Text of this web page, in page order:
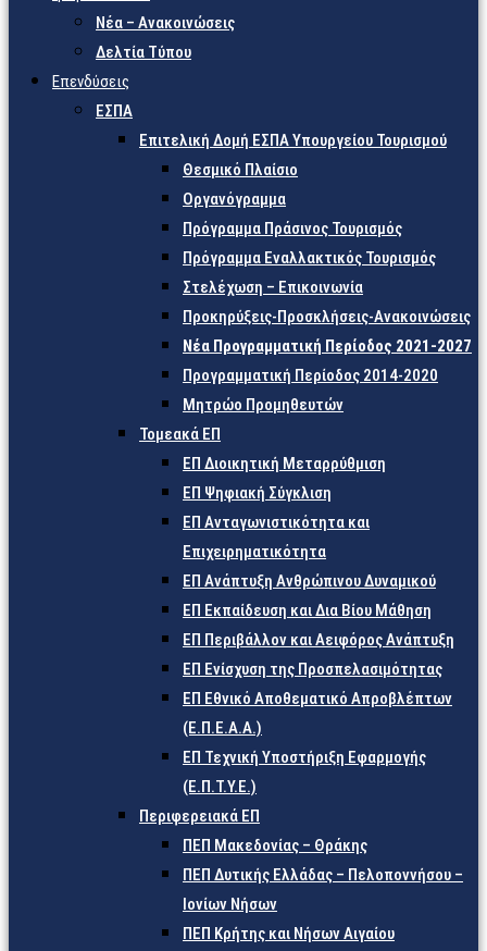
Νέα – Ανακοινώσεις
Δελτία Τύπου
Επενδύσεις
ΕΣΠΑ
Επιτελική Δομή ΕΣΠΑ Υπουργείου Τουρισμού
Θεσμικό Πλαίσιο
Οργανόγραμμα
Πρόγραμμα Πράσινος Τουρισμός
Πρόγραμμα Εναλλακτικός Τουρισμός
Στελέχωση – Επικοινωνία
Προκηρύξεις-Προσκλήσεις-Ανακοινώσεις
Νέα Προγραμματική Περίοδος 2021-2027
Προγραμματική Περίοδος 2014-2020
Μητρώο Προμηθευτών
Τομεακά ΕΠ
ΕΠ Διοικητική Μεταρρύθμιση
ΕΠ Ψηφιακή Σύγκλιση
ΕΠ Ανταγωνιστικότητα και
Επιχειρηματικότητα
ΕΠ Ανάπτυξη Ανθρώπινου Δυναμικού
ΕΠ Εκπαίδευση και Δια Βίου Μάθηση
ΕΠ Περιβάλλον και Αειφόρος Ανάπτυξη
ΕΠ Ενίσχυση της Προσπελασιμότητας
ΕΠ Εθνικό Αποθεματικό Απροβλέπτων
(Ε.Π.Ε.Α.Α.)
ΕΠ Τεχνική Υποστήριξη Εφαρμογής
(Ε.Π.Τ.Υ.Ε.)
Περιφερειακά ΕΠ
ΠΕΠ Μακεδονίας – Θράκης
ΠΕΠ Δυτικής Ελλάδας – Πελοποννήσου –
Ιονίων Νήσων
ΠΕΠ Κρήτης και Νήσων Αιγαίου